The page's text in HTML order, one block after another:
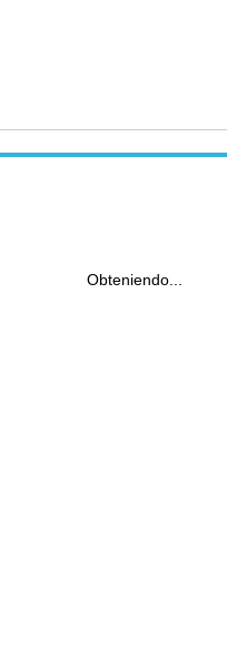
Obteniendo...